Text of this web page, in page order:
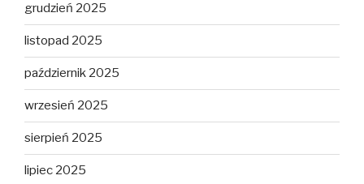
grudzień 2025
listopad 2025
październik 2025
wrzesień 2025
sierpień 2025
lipiec 2025